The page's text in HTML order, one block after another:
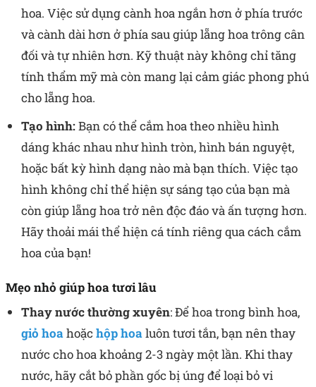
hoa. Việc sử dụng cành hoa ngắn hơn ở phía trước
và cành dài hơn ở phía sau giúp lẵng hoa trông cân
đối và tự nhiên hơn. Kỹ thuật này không chỉ tăng
tính thẩm mỹ mà còn mang lại cảm giác phong phú
cho lẵng hoa.
Tạo hình:Bạn có thể cắm hoa theo nhiều hình
dáng khác nhau như hình tròn, hình bán nguyệt,
hoặc bất kỳ hình dạng nào mà bạn thích. Việc tạo
hình không chỉ thể hiện sự sáng tạo của bạn mà
còn giúp lẵng hoa trở nên độc đáo và ấn tượng hơn.
Hãy thoải mái thể hiện cá tính riêng qua cách cắm
hoa của bạn!
Mẹo nhỏ giúp hoa tươi lâu
Thay nước thường xuyên: Để hoa trong bình hoa,
giỏ hoahoặchộp hoaluôn tươi tắn, bạn nên thay
nước cho hoa khoảng 2-3 ngày một lần. Khi thay
nước, hãy cắt bỏ phần gốc bị úng để loại bỏ vi